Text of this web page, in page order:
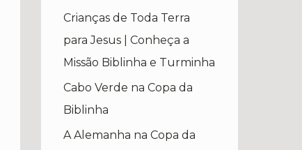
Crianças de Toda Terra
para Jesus | Conheça a
Missão Biblinha e Turminha
Cabo Verde na Copa da
Biblinha
A Alemanha na Copa da